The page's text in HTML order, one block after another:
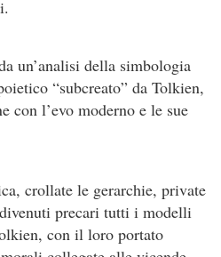
un’analisi della simbologia
“subcreato” da Tolkien,
con l’evo moderno e le sue
crollate le gerarchie, private
precari tutti i modelli
con il loro portato